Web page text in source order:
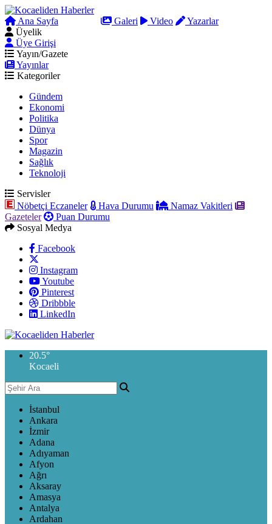
Ana Sayfa Galeri Video
Yazarlar
Üyelik
Üye Girişi
Yayın/Gazete
Yayınlar
Kategoriler
Gündem
Ekonomi
Politika
Dünya
Spor
Magazin
Sağlık
Teknoloji
Servisler
Nöbetçi Eczaneler
Hava Durumu
Namaz Vakitleri
Gazeteler
Puan Durumu
Sosyal Medya
Facebook
Instagram
Youtube
Pinterest
Dribbble
LinkedIn
20.5°
Kocaeli
İstanbul
Ankara
İzmir
Adana
Adıyaman
Afyon
Ağrı
Aksaray
Amasya
Antalya
Ardahan